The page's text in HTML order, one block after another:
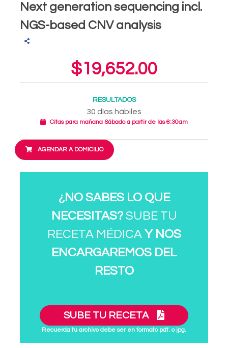
Next generation sequencing incl.
NGS-based CNV analysis
$19,652.00
RESULTADOS
30 días hábiles
Citas para mañana Sábado a partir de las 6:30am
AGENDAR A DOMICILIO
¿NO SABES LO QUE
NECESITAS?SUBE TU
RECETA MÉDICA Y NOS
ENCARGAREMOS DEL
RESTO
SUBE TU RECETA
Recuerda tu archivo debe ser en formato pdf. o jpg.